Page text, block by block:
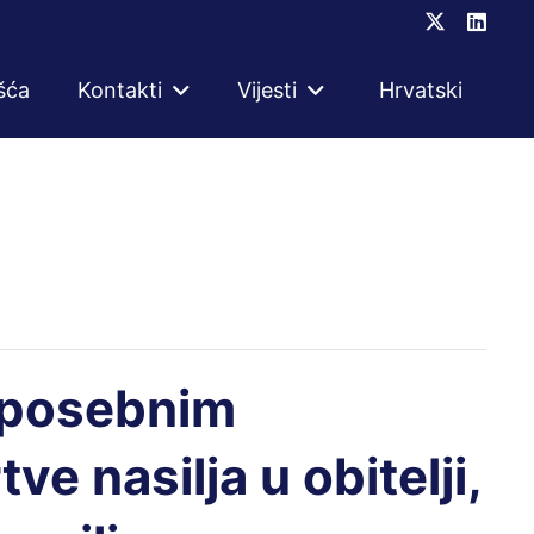
Kontakti Vijesti Hrvatski
nasilja u obitelji,